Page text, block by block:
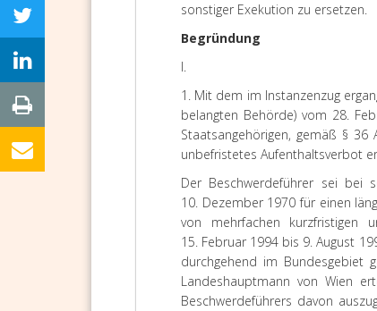
sonstiger Exekution zu ersetzen.
Begründung
I.
1. Mit dem im Instanzenzug
belangten Behörde) vom 28.
Staatsangehörigen, gemäß §
unbefristetes Aufenthaltsverbot
Der Beschwerdeführer sei bei
10. Dezember 1970 für einen
von mehrfachen kurzfristigen
15. Februar 1994 bis 9. August
durchgehend im Bundesgebiet
Landeshauptmann von Wien
Beschwerdeführers davon